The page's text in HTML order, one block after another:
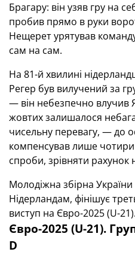
Брагару: він узяв гру на
пробив прямо в руки
Нещерет урятував
сам на сам.
На 81-й хвилині
Регер був вилучений за
— він небезпечно
жовтих залишалося
чисельну перевагу, — до
компенсував лише
спроби, зрівняти рахунок
Молодіжна збірна України
Нідерландам, фінішує
виступ на Євро-2025 (U-21).
Євро-2025 (U-21).
D